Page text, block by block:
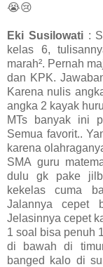
😭😢
Eki Susilowati:
kelas 6,
marah². Pernah
dan KPK.
Karena nulis
angka 2 kayak
MTs banyak ini
Semua favorit..
karena
SMA guru
dulu gk pake
kekelas cuma
Jalannya cepet
Jelasinnya cepet
1 soal bisa penuh
di bawah di
banged kalo di